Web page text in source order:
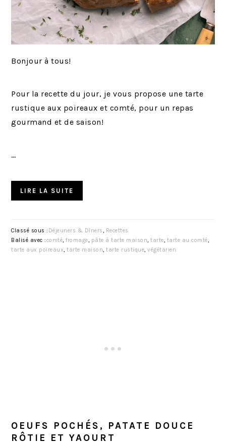
Bonjour à tous!
Pour la recette du jour, je vous propose une tarte
rustique aux poireaux et comté, pour un repas
gourmand et de saison!
…
LIRE LA SUITE
Classé sous : Déjeuners & Dîners, Recettes
Balisé avec :comté,fromage, pâte à tarte maison,tarte, tarte au comté,
tarte aux poireaux,tarte maison,tarte rustique,végétarien
OEUFS POCHÉS, PATATE DOUCE
RÔTIE ET YAOURT